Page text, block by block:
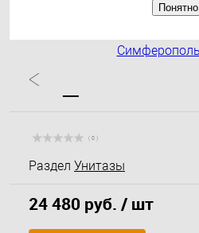
( 0 )
Раздел Унитазы
24 480 руб. / шт
Понятно